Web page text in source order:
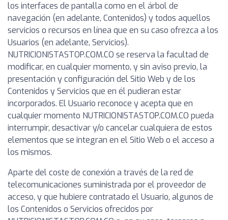
los interfaces de pantalla como en el árbol de
navegación (en adelante, Contenidos) y todos aquellos
servicios o recursos en línea que en su caso ofrezca a los
Usuarios (en adelante, Servicios).
NUTRICIONISTASTOP.COM.CO se reserva la facultad de
modificar, en cualquier momento, y sin aviso previo, la
presentación y configuración del Sitio Web y de los
Contenidos y Servicios que en él pudieran estar
incorporados. El Usuario reconoce y acepta que en
cualquier momento NUTRICIONISTASTOP.COM.CO pueda
interrumpir, desactivar y/o cancelar cualquiera de estos
elementos que se integran en el Sitio Web o el acceso a
los mismos.
Aparte del coste de conexión a través de la red de
telecomunicaciones suministrada por el proveedor de
acceso, y que hubiere contratado el Usuario, algunos de
los Contenidos o Servicios ofrecidos por